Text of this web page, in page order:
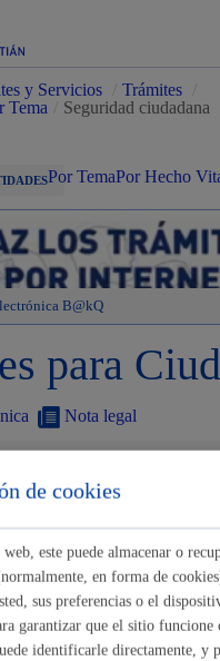
y Servicios Trámites
Tema
Seguridad ciudadana
Por TemaPor Hecho
B@kQ
para
Nota legal
de cookies
este puede almacenar o
en forma de
sus preferencias o el
garantizar que el sitio funcione
identificarle directamente, y